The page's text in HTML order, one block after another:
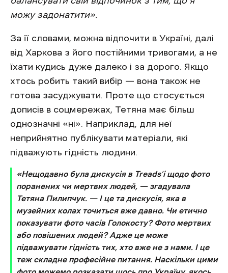
можу задонатити».
За її словами, можна відпочити в Україні, далі
від Харкова з його постійними тривогами, а не
їхати кудись дуже далеко і за дорого. Якщо
хтось робить такий вибір — вона також не
готова засуджувати. Проте що стосується
дописів в соцмережах, Тетяна має більш
однозначні «ні». Наприклад, для неї
неприйнятно публікувати матеріали, які
підважують гідність людини.
«Нещодавно була дискусія в Treads’і щодо фото
поранених чи мертвих людей, — згадувала
Тетяна Пилипчук. — І це та дискусія, яка в
музейних колах точиться вже давно. Чи етично
показувати фото часів Голокосту? Фото мертвих
або повішених людей? Адже це може
підважувати гідність тих, хто вже не з нами. І це
теж складне професійне питання. Наскільки цими
фото можемо розказати щось про Україну, якось